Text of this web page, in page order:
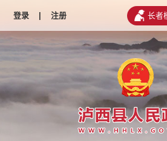
登录 | 注册 长者